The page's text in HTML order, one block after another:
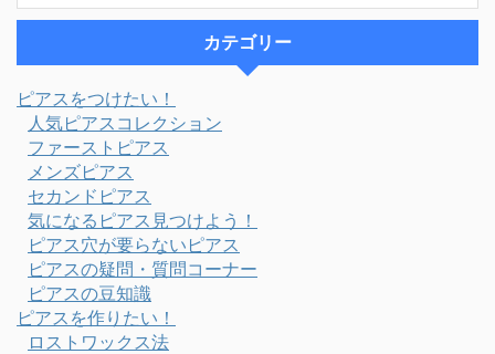
カテゴリー
ピアスをつけたい！
人気ピアスコレクション
ファーストピアス
メンズピアス
セカンドピアス
気になるピアス見つけよう！
ピアス穴が要らないピアス
ピアスの疑問・質問コーナー
ピアスの豆知識
ピアスを作りたい！
ロストワックス法